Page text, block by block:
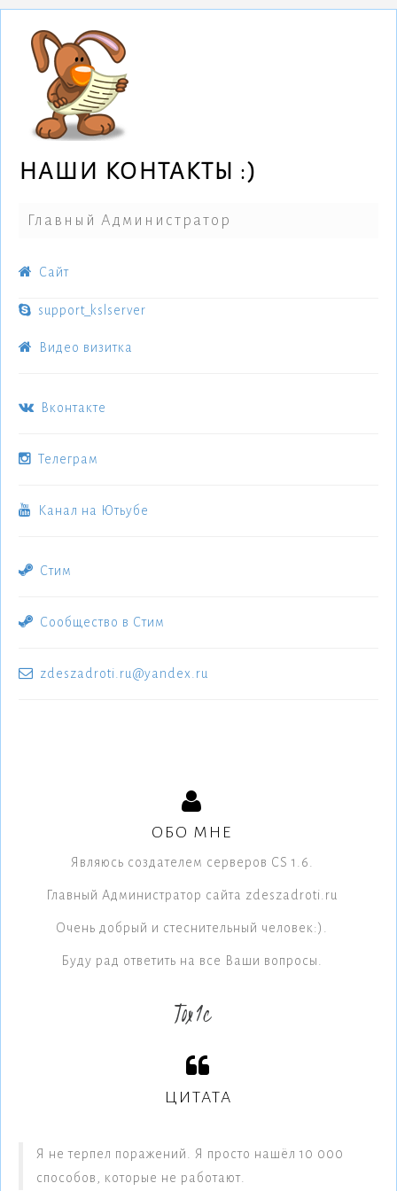
НАШИ КОНТАКТЫ :)
Главный Администратор
Cайт
support_kslserver
Видео визитка
Вконтакте
Телеграм
Канал на Ютьубе
Стим
Сообщество в Стим
zdeszadroti.ru@yandex.ru
ОБО МНЕ
Являюсь создателем серверов CS 1.6.
Главный Администратор сайта zdeszadroti.ru
Очень добрый и стеснительный человек:).
Буду рад ответить на все Ваши вопросы.
Tox1c
ЦИТАТА
Я не терпел поражений. Я просто нашёл 10 000
способов, которые не работают.